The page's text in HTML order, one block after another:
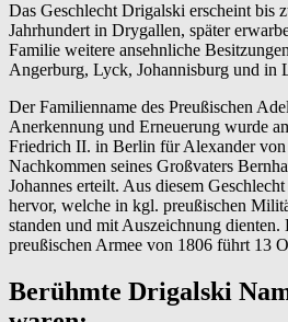
Das Geschlecht Drigalski erscheint bis
Jahrhundert in Drygallen, später
Familie weitere ansehnliche
Angerburg, Lyck, Johannisburg und in
Der Familienname des Preußischen
Anerkennung und Erneuerung wurde
Friedrich II. in Berlin für Alexander
Nachkommen seines Großvaters
Johannes erteilt. Aus diesem
hervor, welche in kgl. preußischen
standen und mit Auszeichnung
preußischen Armee von 1806 führt 13
Berühmte Drigalski